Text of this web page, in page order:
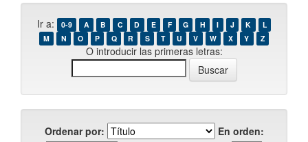
Ir a: 0-9 A B C D E F G H I J K
L
M
N O P Q R S T U V W X Y Z
O introducir las primeras letras:
Ordenar por:
En orden: